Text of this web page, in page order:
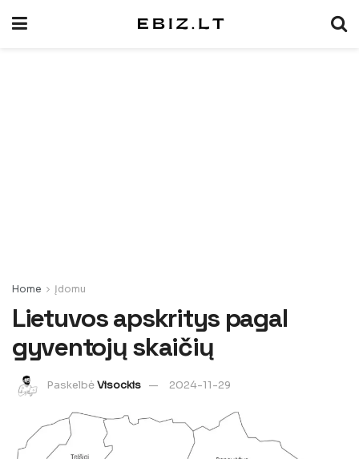
Home Įdomu
Lietuvos apskritys pagal
gyventojų skaičių
PaskelbėVisockis 2024-11-29